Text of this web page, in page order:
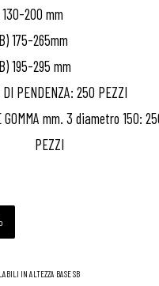
200 mm
175-265mm
195-295 mm
DI PENDENZA: 250 PEZZI
GOMMA mm. 3 diametro 150:
PEZZI
IN ALTEZZA BASE SB